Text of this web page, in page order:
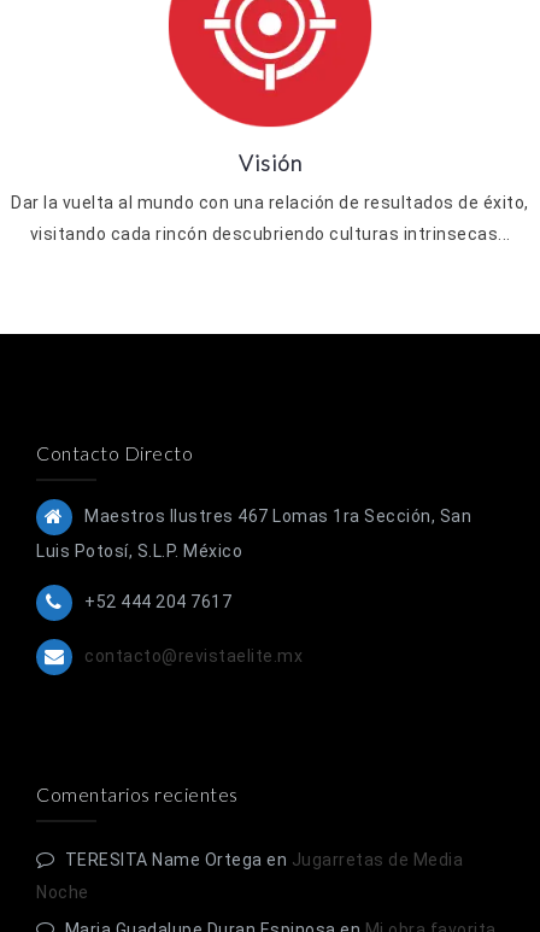
Visión
Dar la vuelta al mundo con una relación de resultados de éxito,
visitando cada rincón descubriendo culturas intrinsecas...
Contacto Directo
Maestros Ilustres 467 Lomas 1ra Sección, San
Luis Potosí, S.L.P. México
+52 444 204 7617
contacto@revistaelite.mx
Comentarios recientes
TERESITA Name Ortega en Jugarretas de Media
Noche